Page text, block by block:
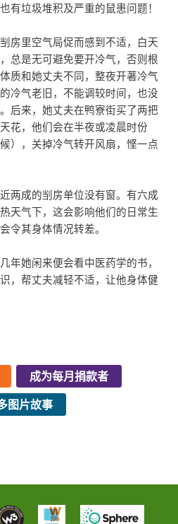
有垃圾堆积及严重的鼠患问题！
房里空气局促而感到不适，白天
总是无可避免要开冷气，否则根
质和她丈夫不同，整夜开著冷气
冷气老旧，不能调较时间，也没
后来，她丈夫在鸭寮街买了两把
花，他们会在半夜或凌晨时份
），关掉冷气转开风扇，悭一点
两成的㓥房单位没有窗。有六成
天气下，这会影响他们的日常生
令其身体情况转差。
年她闲来便会看中医药学的书，
，帮丈夫减轻不适，让他身体健
成为每月捐款者
图片故事